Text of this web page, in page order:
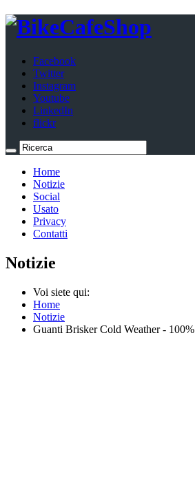
Facebook
Twitter
Instagram
Youtube
LinkedIn
flickr
Home
Notizie
Social
Usato
Privacy
Contatti
Notizie
Voi siete qui:
Home
Notizie
​Guanti Brisker Cold Weather - 100%